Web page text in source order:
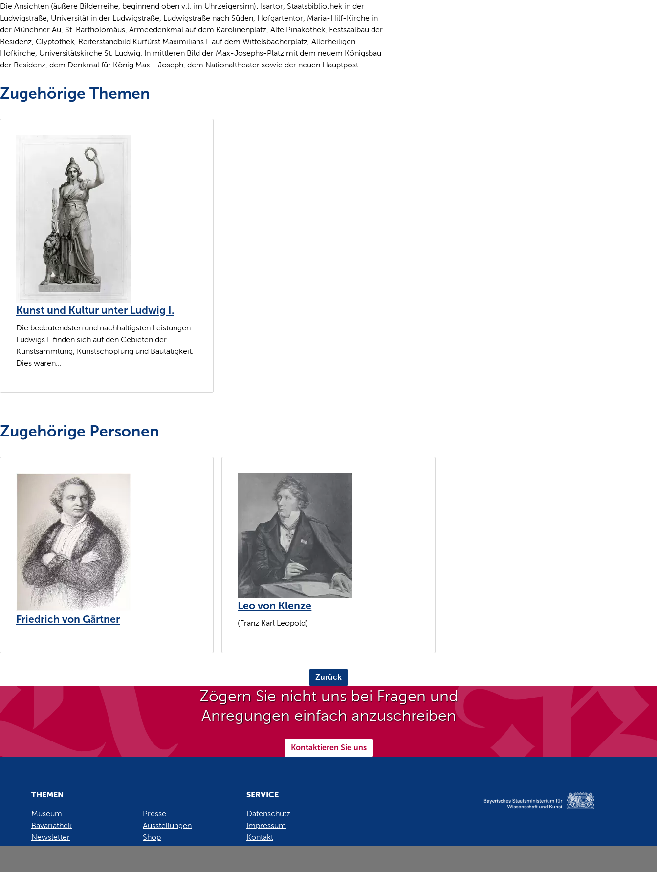
Die Ansichten (äußere Bilderreihe, beginnend oben v.l. im Uhrzeigersinn): Isartor, Staatsbibliothek in der
Ludwigstraße, Universität in der Ludwigstraße, Ludwigstraße nach Süden, Hofgartentor, Maria-Hilf-Kirche in
der Münchner Au, St. Bartholomäus, Armeedenkmal auf dem Karolinenplatz, Alte Pinakothek, Festsaalbau der
Residenz, Glyptothek, Reiterstandbild Kurfürst Maximilians I. auf dem Wittelsbacherplatz, Allerheiligen-
Hofkirche, Universitätskirche St. Ludwig. In mittleren Bild der Max-Josephs-Platz mit dem neuem Königsbau
der Residenz, dem Denkmal für König Max I. Joseph, dem Nationaltheater sowie der neuen Hauptpost.
Zugehörige Themen
Kunst und Kultur unter Ludwig I.
Die bedeutendsten und nachhaltigsten Leistungen
Ludwigs I. finden sich auf den Gebieten der
Kunstsammlung, Kunstschöpfung und Bautätigkeit.
Dies waren...
Zugehörige Personen
Friedrich von Gärtner
Leo von Klenze
(Franz Karl Leopold)
Zurück
Zögern Sie nicht uns bei Fragen und
Anregungen einfach anzuschreiben
Kontaktieren Sie uns
THEMEN
Museum
Bavariathek
Newsletter
Presse
Ausstellungen
Shop
SERVICE
Datenschutz
Impressum
Kontakt